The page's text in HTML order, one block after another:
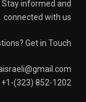
informed and
connected with us
Get in Touch
+1-(323) 852-1202